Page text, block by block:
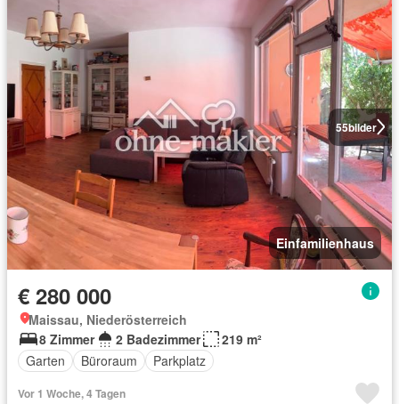
55bilder
Einfamilienhaus
€ 280 000
Maissau, Niederösterreich
8 Zimmer
2 Badezimmer
219 m²
Garten
Büroraum Parkplatz
Vor 1 Woche, 4 Tagen